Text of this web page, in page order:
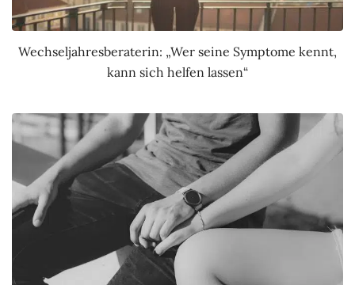
Wechseljahresberaterin: „Wer seine Symptome kennt,
kann sich helfen lassen“